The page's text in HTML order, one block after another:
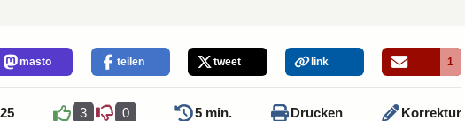
masto teilen tweet link 1
3 0 5 min. Drucken Korrektur